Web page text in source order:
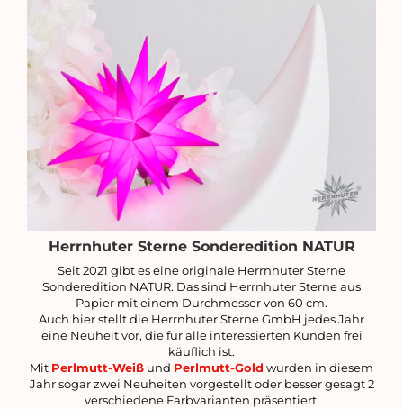
Herrnhuter Sterne Sonderedition NATUR
Seit 2021 gibt es eine originale Herrnhuter Sterne
Sonderedition NATUR. Das sind Herrnhuter Sterne aus
Papier mit einem Durchmesser von 60 cm.
Auch hier stellt die Herrnhuter Sterne GmbH jedes Jahr
eine Neuheit vor, die für alle interessierten Kunden frei
käuflich ist.
Mit Perlmutt-Weiß und Perlmutt-Gold wurden in diesem
Jahr sogar zwei Neuheiten vorgestellt oder besser gesagt 2
verschiedene Farbvarianten präsentiert.